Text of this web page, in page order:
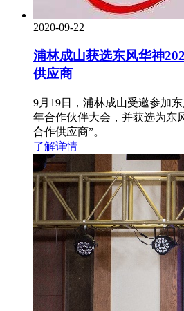
2020-09-22
浦林成山获选东风华神
供应商
9月19日，浦林成山受邀参加
年合作伙伴大会，并获选为东
合作供应商”。
了解详情